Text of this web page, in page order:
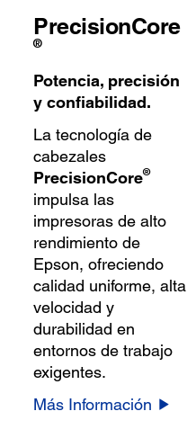
PrecisionCore
®
Potencia, precisión
y confiabilidad.
La tecnología de
cabezales
PrecisionCore®
impulsa las
impresoras de alto
rendimiento de
Epson, ofreciendo
calidad uniforme, alta
velocidad y
durabilidad en
entornos de trabajo
exigentes.
Más Información